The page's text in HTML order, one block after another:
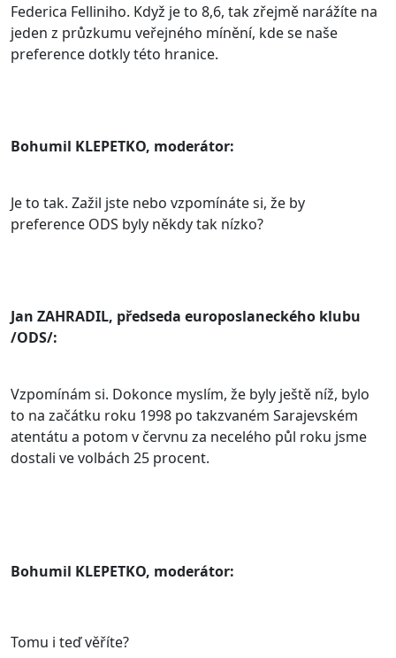
Federica Felliniho. Když je to 8,6, tak zřejmě narážíte na
jeden z průzkumu veřejného mínění, kde se naše
preference dotkly této hranice.
Bohumil KLEPETKO, moderátor:
Je to tak. Zažil jste nebo vzpomínáte si, že by
preference ODS byly někdy tak nízko?
Jan ZAHRADIL, předseda europoslaneckého klubu
/ODS/:
Vzpomínám si. Dokonce myslím, že byly ještě níž, bylo
to na začátku roku 1998 po takzvaném Sarajevském
atentátu a potom v červnu za necelého půl roku jsme
dostali ve volbách 25 procent.
Bohumil KLEPETKO, moderátor:
Tomu i teď věříte?